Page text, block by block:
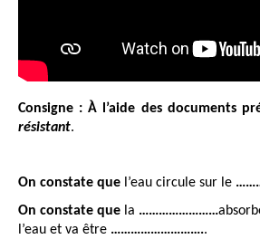
Consigne : À l’aide des documents
résistant.
On constate que l’eau circule sur le
On constate que la ……………………
l’eau et va être ………………………..